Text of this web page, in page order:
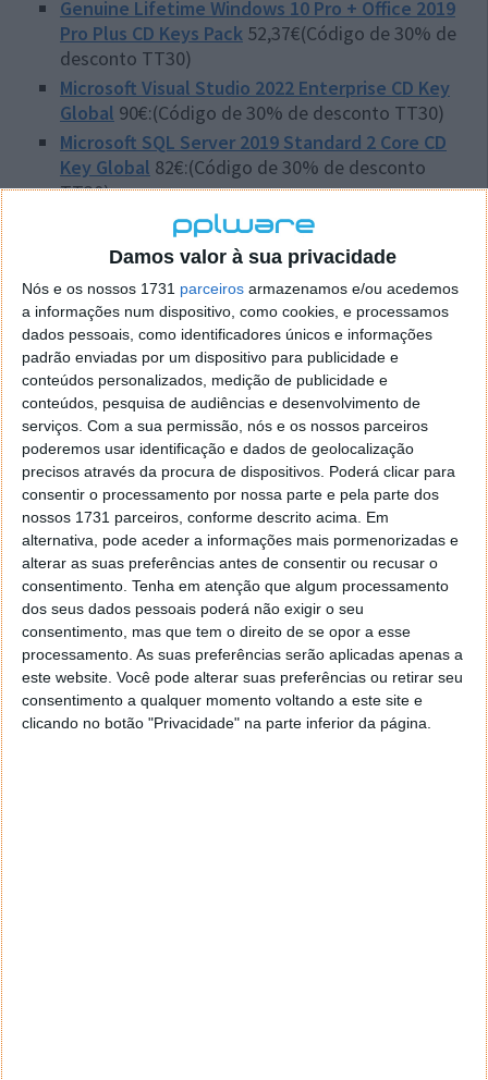
Damos valor à sua privacidade
Nós e os nossos 1731 parceiros armazenamos e/ou acedemos
a informações num dispositivo, como cookies, e processamos
dados pessoais, como identificadores únicos e informações
padrão enviadas por um dispositivo para publicidade e
conteúdos personalizados, medição de publicidade e
conteúdos, pesquisa de audiências e desenvolvimento de
serviços. Com a sua permissão, nós e os nossos parceiros
poderemos usar identificação e dados de geolocalização
precisos através da procura de dispositivos. Poderá clicar para
consentir o processamento por nossa parte e pela parte dos
nossos 1731 parceiros, conforme descrito acima. Em
alternativa, pode aceder a informações mais pormenorizadas e
alterar as suas preferências antes de consentir ou recusar o
consentimento. Tenha em atenção que algum processamento
dos seus dados pessoais poderá não exigir o seu
consentimento, mas que tem o direito de se opor a esse
processamento. As suas preferências serão aplicadas apenas a
este website. Você pode alterar suas preferências ou retirar seu
consentimento a qualquer momento voltando a este site e
clicando no botão "Privacidade" na parte inferior da página.
Genuine Lifetime Windows 10 Pro + Office 2019
Pro Plus CD Keys Pack 52,37€(Código de 30% de
desconto TT30)
Microsoft Visual Studio 2022 Enterprise CD Key
Global 90€:(Código de 30% de desconto TT30)
Microsoft SQL Server 2019 Standard 2 Core CD
Key Global 82€:(Código de 30% de desconto
TT30)
Microsoft SQL Server 2019 Standard 16 Core CD
Key Global150€:(Código de 30% de desconto
Motor de busca
Então, o Motor de Busca da GOODOFFER24 é
bastante simples direto. Logo, basta escrever o que
pretendemos para, a seguir, obtermos todas as
sugestões como, por exemplo, escrever Antivírus.
Compre, por exemplo, uma chave Windows, desde a
versão 10 até à 11 Pro e economize bastante face a
outros preços de várias plataformas.
Conheça das melhores oportunidades numa
mescla de promos de chaves digitais vitalícias
Primeiramente, escolha o produto